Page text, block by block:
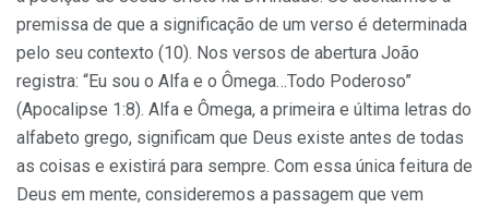
premissa de que a significação de um verso é determinada
pelo seu contexto (10). Nos versos de abertura João
registra: “Eu sou o Alfa e o Ômega…Todo Poderoso”
(Apocalipse 1:8). Alfa e Ômega, a primeira e última letras do
alfabeto grego, significam que Deus existe antes de todas
as coisas e existirá para sempre. Com essa única feitura de
Deus em mente, consideremos a passagem que vem